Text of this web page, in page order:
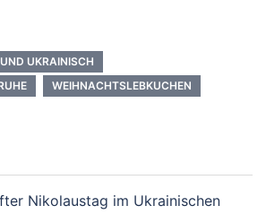
UKRAINISCH
WEIHNACHTSLEBKUCHEN
Nikolaustag im Ukrainischen